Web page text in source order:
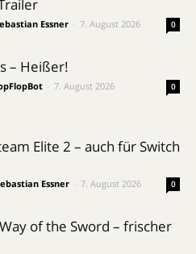
Essner 7. August 2026 0
– Heißer!
7. August 2026 0
Elite 2 – auch für Switch
Essner 7. August 2026 0
of the Sword – frischer